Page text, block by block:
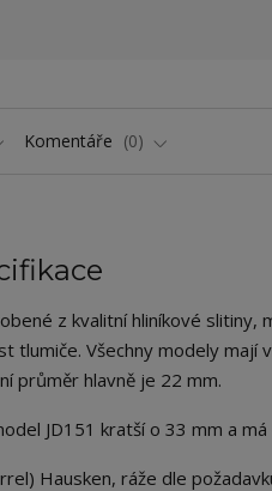
Komentáře 0
z kvalitní hliníkové
tlumiče. Všechny modely
průměr hlavně je 22 mm.
JD151 kratší o 33 mm a má
Hausken, ráže dle